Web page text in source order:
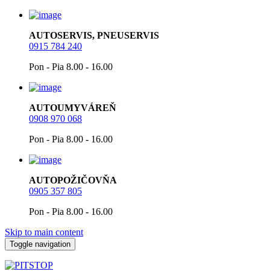
AUTOSERVIS, PNEUSERVIS
0915 784 240
Pon - Pia 8.00 - 16.00
AUTOUMYVÁREŇ
0908 970 068
Pon - Pia 8.00 - 16.00
AUTOPOŽIČOVŇA
0905 357 805
Pon - Pia 8.00 - 16.00
Skip to main content
Toggle navigation